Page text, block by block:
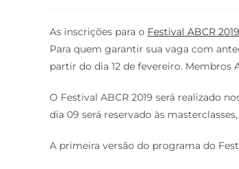
As inscrições para o Festival ABCR 2019
Para quem garantir sua vaga com
partir do dia 12 de fevereiro.
O Festival ABCR 2019 será realizado
dia 09 será reservado às
A primeira versão do programa do